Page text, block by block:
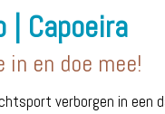
| Capoeira
en doe mee!
verborgen in een